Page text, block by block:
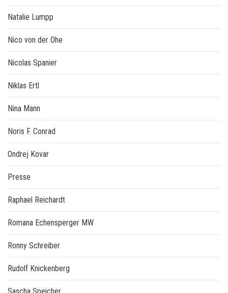
Natalie Lumpp
Nico von der Ohe
Nicolas Spanier
Niklas Ertl
Nina Mann
Noris F. Conrad
Ondrej Kovar
Presse
Raphael Reichardt
Romana Echensperger MW
Ronny Schreiber
Rudolf Knickenberg